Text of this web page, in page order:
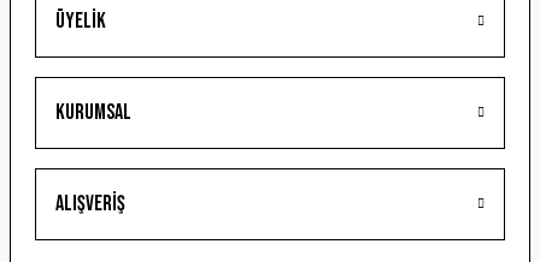
Gönder
Üyelik
Kurumsal
Alışveriş